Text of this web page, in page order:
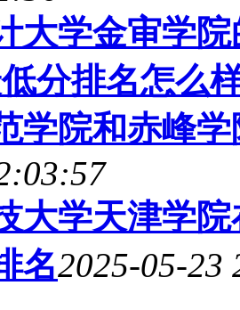
大学金审学
分排名怎么
学院和赤峰
大学天津学
名2025-05-23